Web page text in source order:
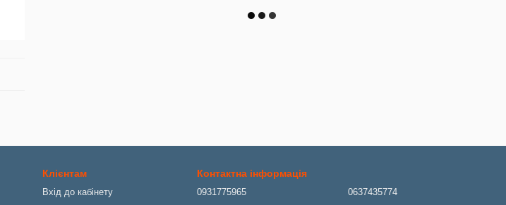
Клієнтам
Вхід до кабінету
Контактна інформація
0931775965
0637435774